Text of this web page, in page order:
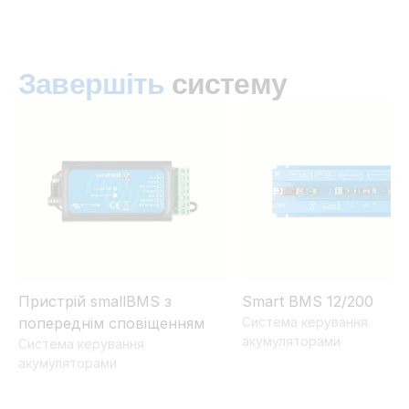
Завершіть систему
Пристрій smallBMS з
попереднім сповіщенням
Система керування
акумуляторами
Smart BMS 12/200
Система керування
акумуляторами